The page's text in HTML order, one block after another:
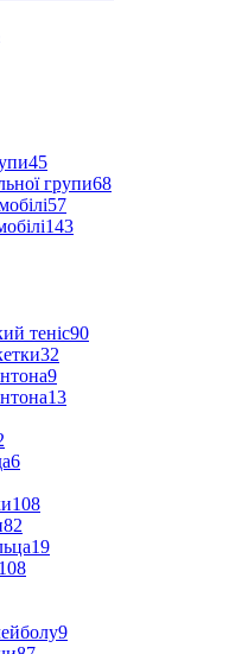
45
групи68
57
143
теніс90
32
9
13
6
108
82
19
108
9